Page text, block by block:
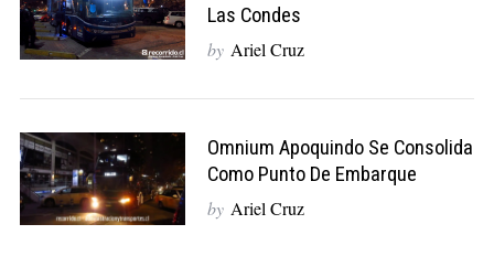
Las Condes
by Ariel Cruz
Omnium Apoquindo Se Consolida
Como Punto De Embarque
by Ariel Cruz